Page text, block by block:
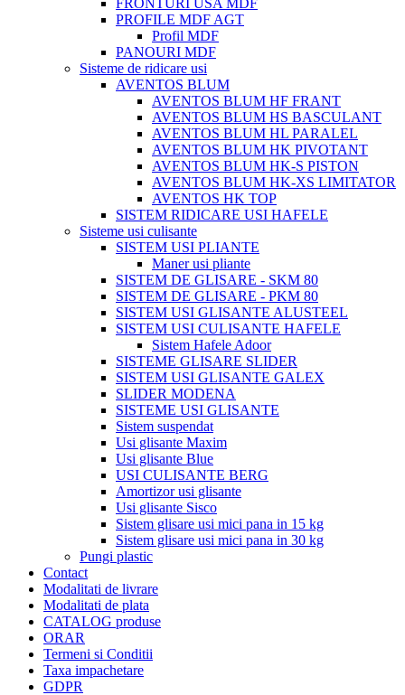
FRONTURI USA MDF
PROFILE MDF AGT
Profil MDF
PANOURI MDF
Sisteme de ridicare usi
AVENTOS BLUM
AVENTOS BLUM HF FRANT
AVENTOS BLUM HS BASCULANT
AVENTOS BLUM HL PARALEL
AVENTOS BLUM HK PIVOTANT
AVENTOS BLUM HK-S PISTON
AVENTOS BLUM HK-XS LIMITATOR
AVENTOS HK TOP
SISTEM RIDICARE USI HAFELE
Sisteme usi culisante
SISTEM USI PLIANTE
Maner usi pliante
SISTEM DE GLISARE - SKM 80
SISTEM DE GLISARE - PKM 80
SISTEM USI GLISANTE ALUSTEEL
SISTEM USI CULISANTE HAFELE
Sistem Hafele Adoor
SISTEME GLISARE SLIDER
SISTEM USI GLISANTE GALEX
SLIDER MODENA
SISTEME USI GLISANTE
Sistem suspendat
Usi glisante Maxim
Usi glisante Blue
USI CULISANTE BERG
Amortizor usi glisante
Usi glisante Sisco
Sistem glisare usi mici pana in 15 kg
Sistem glisare usi mici pana in 30 kg
Pungi plastic
Contact
Modalitati de livrare
Modalitati de plata
CATALOG produse
ORAR
Termeni si Conditii
Taxa impachetare
GDPR